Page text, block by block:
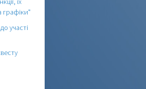
графіки"
участі